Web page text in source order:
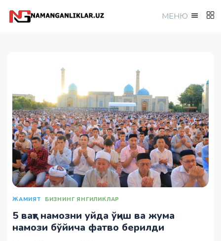
МEНЮ
ЖАМИЯТ БИЗНИНГ ЯНГИЛИКЛАР
5 вақт намозни уйда ўқиш ва жума
намози бўйича фатво берилди